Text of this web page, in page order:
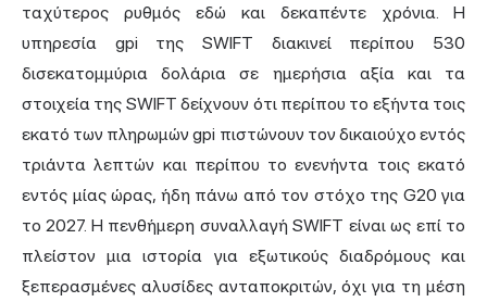
ταχύτερος ρυθμός εδώ και δεκαπέντε χρόνια. Η
υπηρεσία gpi της SWIFT διακινεί περίπου 530
δισεκατομμύρια δολάρια σε ημερήσια αξία και τα
στοιχεία της SWIFT δείχνουν ότι περίπου το εξήντα τοις
εκατό των πληρωμών gpi πιστώνουν τον δικαιούχο εντός
τριάντα λεπτών και περίπου το ενενήντα τοις εκατό
εντός μίας ώρας, ήδη πάνω από τον στόχο της G20 για
το 2027. Η πενθήμερη συναλλαγή SWIFT είναι ως επί το
πλείστον μια ιστορία για εξωτικούς διαδρόμους και
ξεπερασμένες αλυσίδες ανταποκριτών, όχι για τη μέση